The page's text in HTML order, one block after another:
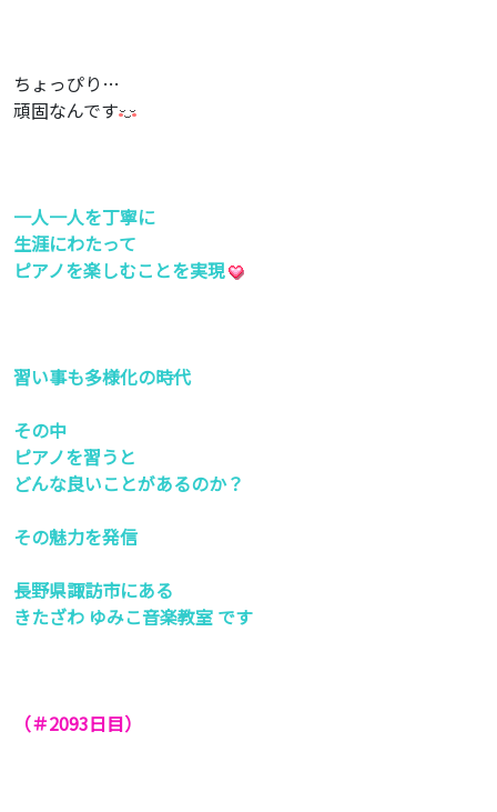
ちょっぴり…
頑固なんです
一人一人を丁寧に
生涯にわたって
ピアノを楽しむことを実現
習い事も多様化の時代
その中
ピアノを習うと
どんな良いことがあるのか？
その魅力を発信
長野県諏訪市にある
きたざわ ゆみこ音楽教室 です
（＃2093日目）